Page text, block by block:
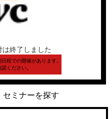
終了しました
程での開催があります。
ください。
セミナーを探す